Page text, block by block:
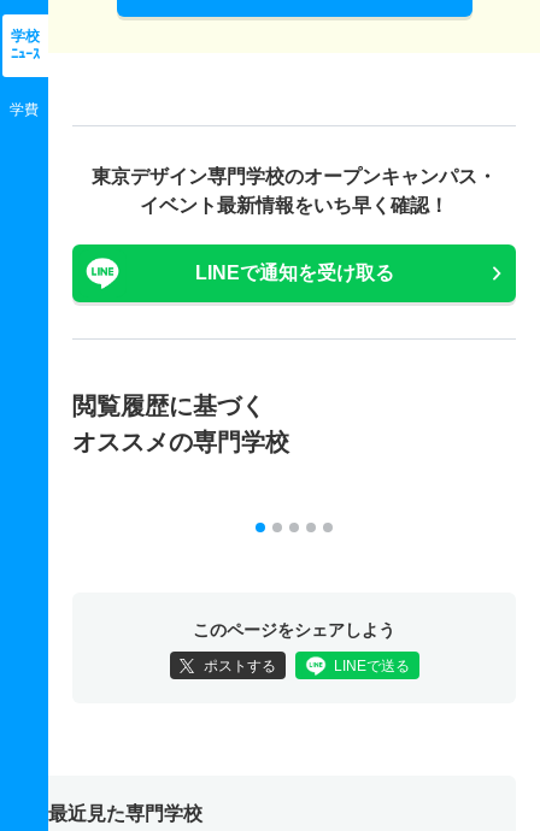
学校
ﾆｭｰｽ
学費
東京デザイン専門学校のオープンキャンパス・
イベント最新情報をいち早く確認！
LINEで通知を受け取る
閲覧履歴に基づく
オススメの専門学校
このページをシェアしよう
ポストする LINEで送る
最近見た専門学校